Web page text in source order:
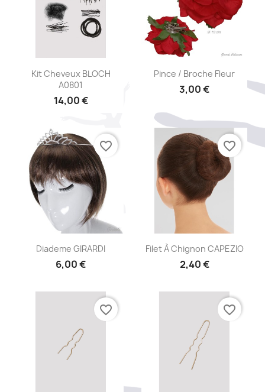
Aperçu rapide
Kit Cheveux BLOCH
A0801
14,00 €
Aperçu rapide
Pince / Broche Fleur
3,00 €
Aperçu rapide
Diademe GIRARDI
6,00 €
favorite_border
 Aperçu rapide
Filet À Chignon CAPEZIO
2,40 €
favorite_border
favorite_border favorite_border